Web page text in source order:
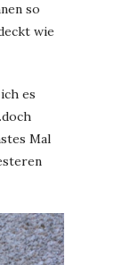
so
wie
es
Mal